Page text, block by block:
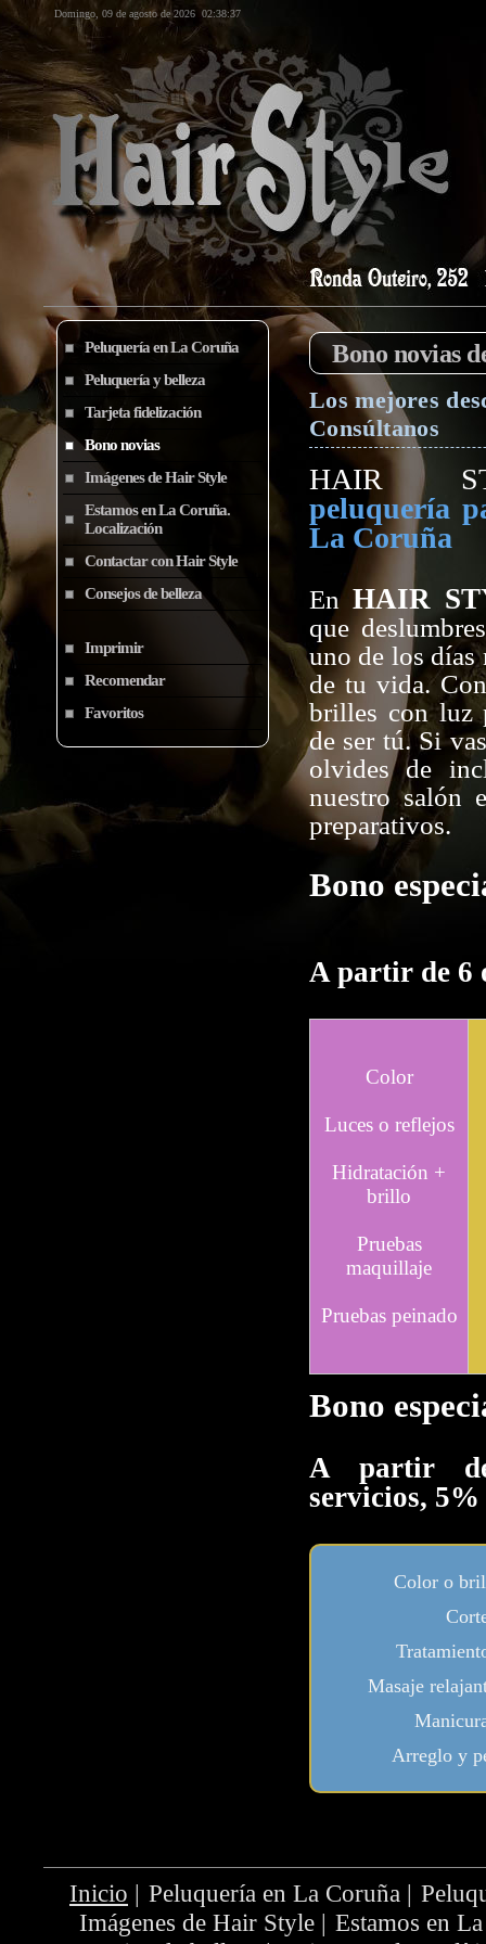
Domingo, 09 de agosto de 2026 02:38:37
Peluquería en La Coruña
Peluquería y belleza
Tarjeta fidelización
Bono novias
Imágenes de Hair Style
Estamos en La Coruña.
Localización
Contactar con Hair Style
Consejos de belleza
Imprimir
Recomendar
Favoritos
Bono novias
Los mejores
Consúltanos
HAIR
peluquería
La Coruña
En HAIR
que
uno de los días
de tu vida.
brilles con luz
de ser tú. Si
olvides de
nuestro salón
preparativos.
Bono
A partir de 6
Color
Luces o reflejos
Hidratación +
brillo
Pruebas
maquillaje
Pruebas peinado
Bono
A partir
servicios, 5%
Color o
Masaje
Arreglo y
Inicio | Peluquería en La Coruña |
Imágenes de Hair Style | Estamos en